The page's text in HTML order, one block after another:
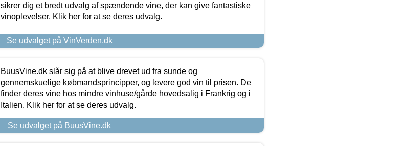
sikrer dig et bredt udvalg af spændende vine, der kan give fantastiske
vinoplevelser. Klik her for at se deres udvalg.
Se udvalget på VinVerden.dk
BuusVine.dk slår sig på at blive drevet ud fra sunde og
gennemskuelige købmandsprincipper, og levere god vin til prisen. De
finder deres vine hos mindre vinhuse/gårde hovedsalig i Frankrig og i
Italien. Klik her for at se deres udvalg.
Se udvalget på BuusVine.dk